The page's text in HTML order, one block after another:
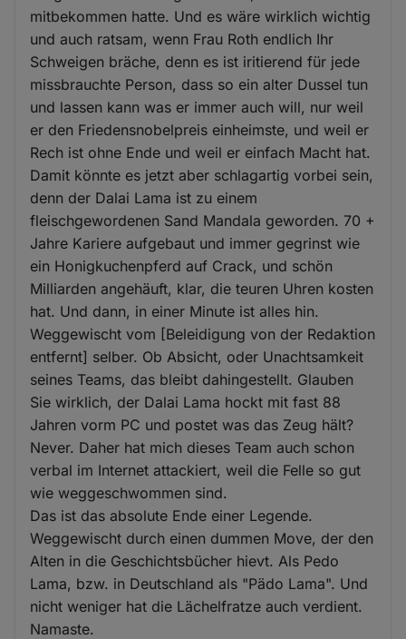
mitbekommen hatte. Und es wäre wirklich wichtig
und auch ratsam, wenn Frau Roth endlich Ihr
Schweigen bräche, denn es ist iritierend für jede
missbrauchte Person, dass so ein alter Dussel tun
und lassen kann was er immer auch will, nur weil
er den Friedensnobelpreis einheimste, und weil er
Rech ist ohne Ende und weil er einfach Macht hat.
Damit könnte es jetzt aber schlagartig vorbei sein,
denn der Dalai Lama ist zu einem
fleischgewordenen Sand Mandala geworden. 70 +
Jahre Kariere aufgebaut und immer gegrinst wie
ein Honigkuchenpferd auf Crack, und schön
Milliarden angehäuft, klar, die teuren Uhren kosten
hat. Und dann, in einer Minute ist alles hin.
Weggewischt vom [Beleidigung von der Redaktion
entfernt] selber. Ob Absicht, oder Unachtsamkeit
seines Teams, das bleibt dahingestellt. Glauben
Sie wirklich, der Dalai Lama hockt mit fast 88
Jahren vorm PC und postet was das Zeug hält?
Never. Daher hat mich dieses Team auch schon
verbal im Internet attackiert, weil die Felle so gut
wie weggeschwommen sind.
Das ist das absolute Ende einer Legende.
Weggewischt durch einen dummen Move, der den
Alten in die Geschichtsbücher hievt. Als Pedo
Lama, bzw. in Deutschland als "Pädo Lama". Und
nicht weniger hat die Lächelfratze auch verdient.
Namaste.